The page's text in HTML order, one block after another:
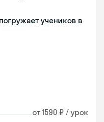
учеников в
от 1590 ₽ / урок